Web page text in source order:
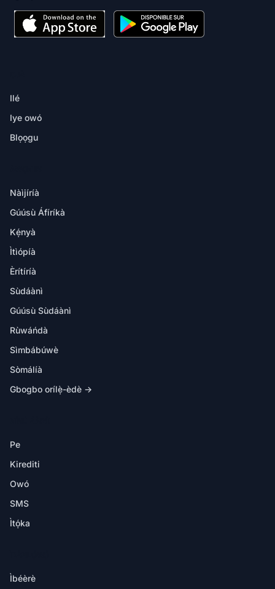
Ilé
Iye owó
Blọọgu
Nàìjíríà
Gúúsù Áfíríkà
Kẹ́nyà
Ìtìópíà
Èrítíríà
Sùdáànì
Gúúsù Sùdáànì
Rùwáńdà
Sìmbábúwè
Sòmálíà
Gbogbo orílẹ̀-èdè →
Pe
Kirediti
Owó
SMS
Ìtọ́ka
Ìbéèrè